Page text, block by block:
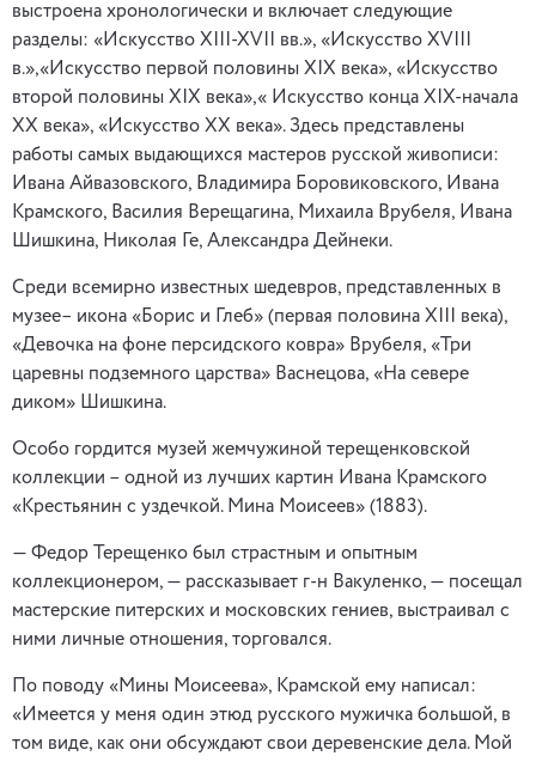
выстроена хронологически и включает следующие
разделы: «Искусство XIII-XVII вв.», «Искусство XVIII
в.»,«Искусство первой половины XIX века», «Искусство
второй половины XIX века»,« Искусство конца XIX-начала
XX века», «Искусство XX века». Здесь представлены
работы самых выдающихся мастеров русской живописи:
Ивана Айвазовского, Владимира Боровиковского, Ивана
Крамского, Василия Верещагина, Михаила Врубеля, Ивана
Шишкина, Николая Ге, Александра Дейнеки.
Среди всемирно известных шедевров, представленных в
музее– икона «Борис и Глеб» (первая половина XIII века),
«Девочка на фоне персидского ковра» Врубеля, «Три
царевны подземного царства» Васнецова, «На севере
диком» Шишкина.
Особо гордится музей жемчужиной терещенковской
коллекции – одной из лучших картин Ивана Крамского
«Крестьянин с уздечкой. Мина Моисеев» (1883).
— Федор Терещенко был страстным и опытным
коллекционером, — рассказывает г-н Вакуленко, — посещал
мастерские питерских и московских гениев, выстраивал с
ними личные отношения, торговался.
По поводу «Мины Моисеева», Крамской ему написал:
«Имеется у меня один этюд русского мужичка большой, в
том виде, как они обсуждают свои деревенские дела. Мой